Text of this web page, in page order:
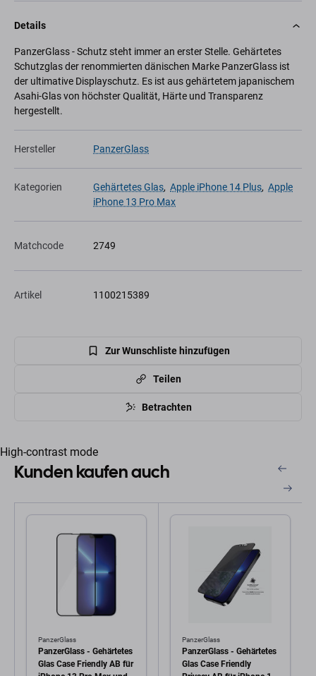
Details
PanzerGlass - Schutz steht immer an erster Stelle. Gehärtetes
Schutzglas der renommierten dänischen Marke PanzerGlass ist
der ultimative Displayschutz. Es ist aus gehärtetem japanischem
Asahi-Glas von höchster Qualität, Härte und Transparenz
hergestellt.
Hersteller PanzerGlass
Kategorien Gehärtetes Glas, Apple iPhone 14 Plus, Apple
iPhone 13 Pro Max
Matchcode 2749
Artikel 1100215389
Zur Wunschliste hinzufügen
Teilen
Betrachten
High-contrast mode
Kunden kaufen auch
PanzerGlass
PanzerGlass - Gehärtetes
Glas Case Friendly AB für
PanzerGlass
PanzerGlass - Gehärtetes
Glas Case Friendly